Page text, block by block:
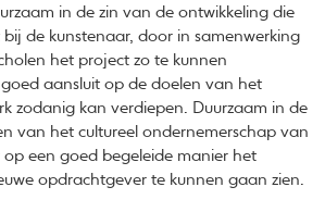
in de zin van de ontwikkeling die
de kunstenaar, door in samenwerking
het project zo te kunnen
aansluit op de doelen van het
zodanig kan verdiepen. Duurzaam in de
van het cultureel ondernemerschap van
een goed begeleide manier het
opdrachtgever te kunnen gaan zien.